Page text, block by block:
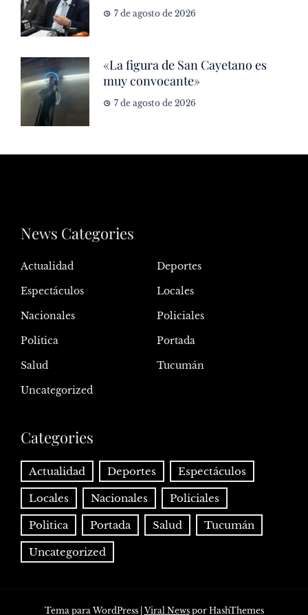
7 de agosto de 2026
«La figura de San Cayetano es
muy convocante»
7 de agosto de 2026
News Categories
Actualidad
Deportes
Espectáculos
Locales
Nacionales
Policiales
Politica
Portada
Salud
Tucumán
Uncategorized
Categories
Actualidad Deportes Espectáculos
Locales Nacionales Policiales
Politica Portada Salud Tucumán
Uncategorized
Tema para WordPress Viral Newspor HashThemes